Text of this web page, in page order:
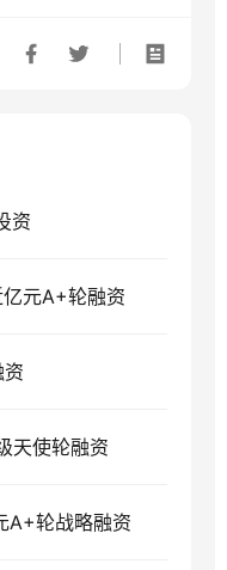
资
元A+轮融资
天使轮融资
A+轮战略融资